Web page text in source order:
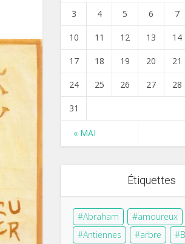
« MAI
3 4 5 6 7
10 11 12 13 14
17 18 19 20 21
24 25 26 27 28
31
Étiquettes
Abraham
amoureux
Antiennes
arbre